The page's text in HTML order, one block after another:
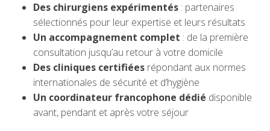
Des chirurgiens expérimentés : partenaires
sélectionnés pour leur expertise et leurs résultats
Un accompagnement complet : de la première
consultation jusqu’au retour à votre domicile
Des cliniques certifiées répondant aux normes
internationales de sécurité et d’hygiène
Un coordinateur francophone dédié disponible
avant, pendant et après votre séjour